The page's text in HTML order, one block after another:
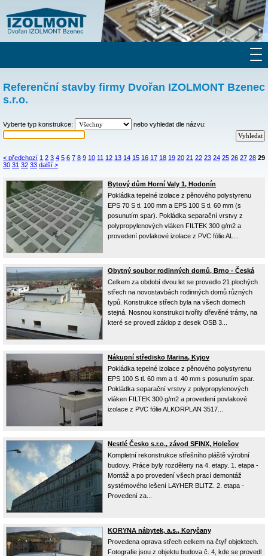
Referenční stavby firmy Dvořan IZOLMONT Bzenec
s.r.o.
Vyberte typ konstrukce: nebo vyhledat dle názvu:
< předchozí 1 2 3 4 5 6 7 8 9 10 11 12 13 14 15 16 17 18 19 20 21 22 23 24 25 26 27 28 29
30 31 32 33 další >
Bytový dům Horní Valy 1, Hodonín
Pokládka tepelné izolace z pěnového polystyrenu
EPS 70 S tl. 100 mm a EPS 100 S tl. 60 mm (s
posunutím spar). Pokládka separační vrstvy z
polypropylenových vláken FILTEK 300 g/m2 a
provedení povlakové izolace z PVC fólie AL...
Obytný soubor rodinných domů, Brno - Česká
Celkem za období dvou let se provedlo 21 plochých
střech na novostavbách rodinných domů různých
typů. Konstrukce střech byla na všech domech
stejná. Nosnou konstrukci tvořily dřevěné trámy, na
které se provedl záklop z desek OSB 3...
Nákupní středisko Marina, Kyjov
Pokládka tepelné izolace z pěnového polystyrenu
EPS 100 S tl. 60 mm a tl. 40 mm s posunutím spar.
Pokládka separační vrstvy z polypropylenových
vláken FILTEK 300 g/m2 a provedení povlakové
izolace z PVC fólie ALKORPLAN 3517...
Nestlé Česko s.r.o., závod SFINX, Holešov
Kompletní rekonstrukce střešního pláště výrobní
budovy. Práce byly rozděleny na 4. etapy. 1. etapa -
Montáž a po provedení všech prací demontáž
systémového lešení LAYHER BLITZ. 2. etapa -
Provedení za...
KORYNA nábytek, a.s., Koryčany
Provedena oprava střech celkem na čtyř objektech.
Fotografie jsou z objektu budova č. 4, kde se provedl